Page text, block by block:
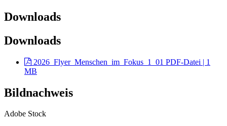
Downloads
Downloads
2026_Flyer_Menschen_im_Fokus_1_01 PDF-Datei | 1
MB
Bildnachweis
Adobe Stock